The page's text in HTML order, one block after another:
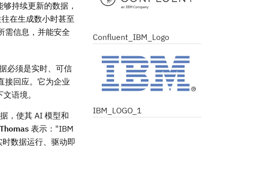
持续更新的数据，
在生成数小时甚至
需信息，并能安全
必须是实时、可信
接回应。它为企业
语境。
，使其 AI 模型和
表示："IBM
数据运行、驱动即
Confluent_IBM_Logo
IBM_LOGO_1